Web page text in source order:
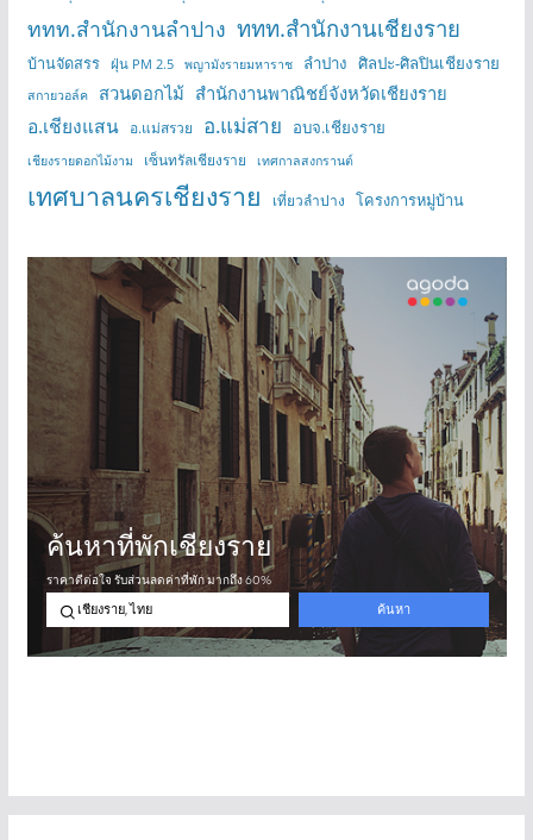
ททท.สำนักงานลำปาง ททท.สำนักงานเชียงราย
บ้านจัดสรร ฝุ่น PM 2.5 พญามังรายมหาราช ลำปาง ศิลปะ-ศิลปินเชียงราย
สกายวอล์ค สวนดอกไม้ สำนักงานพาณิชย์จังหวัดเชียงราย
อ.เชียงแสน อ.แม่สรวย อ.แม่สาย อบจ.เชียงราย
เชียงรายดอกไม้งาม เซ็นทรัลเชียงราย เทศกาลสงกรานต์
เทศบาลนครเชียงราย เที่ยวลำปาง โครงการหมู่บ้าน